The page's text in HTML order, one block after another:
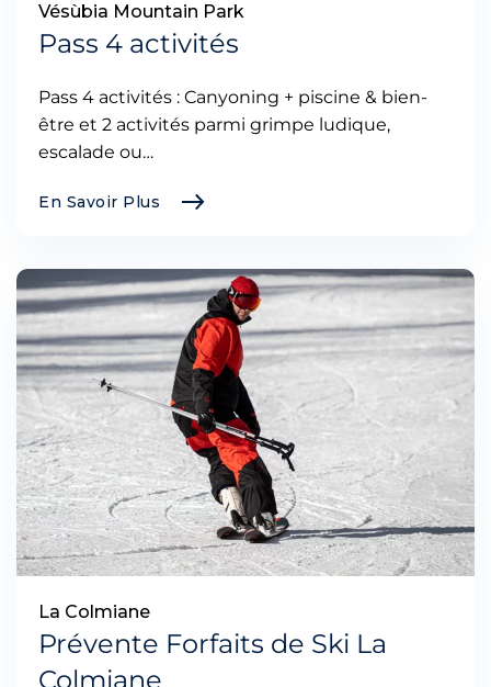
Vésùbia Mountain Park
Pass 4 activités
Pass 4 activités : Canyoning + piscine & bien-
être et 2 activités parmi grimpe ludique,
escalade ou…
En Savoir Plus
La Colmiane
Prévente Forfaits de Ski La
Colmiane